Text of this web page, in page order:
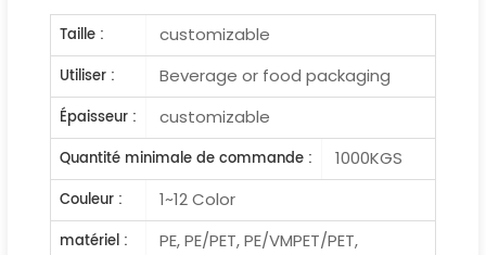
Taille :
customizable
Utiliser :
Beverage or food packaging
Épaisseur :
customizable
Quantité minimale de commande :
1000KGS
Couleur :
1~12 Color
matériel :
PE, PE/PET, PE/VMPET/PET,